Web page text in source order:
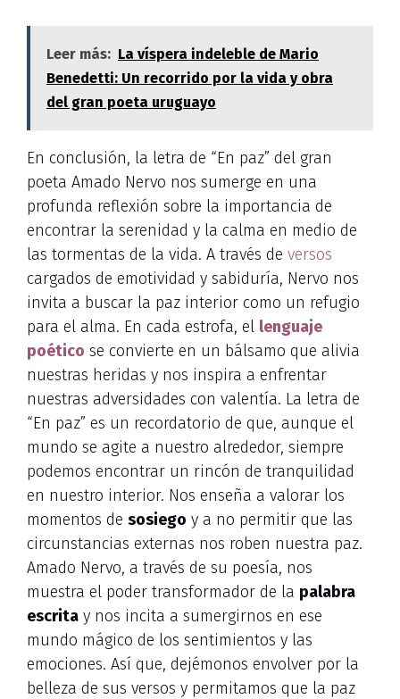
Leer más: La víspera indeleble de Mario
Benedetti: Un recorrido por la vida y obra
del gran poeta uruguayo
En conclusión, la letra de “En paz” del gran
poeta Amado Nervo nos sumerge en una
profunda reflexión sobre la importancia de
encontrar la serenidad y la calma en medio de
las tormentas de la vida. A través de versos
cargados de emotividad y sabiduría, Nervo nos
invita a buscar la paz interior como un refugio
para el alma. En cada estrofa, el lenguaje
poético se convierte en un bálsamo que alivia
nuestras heridas y nos inspira a enfrentar
nuestras adversidades con valentía. La letra de
“En paz” es un recordatorio de que, aunque el
mundo se agite a nuestro alrededor, siempre
podemos encontrar un rincón de tranquilidad
en nuestro interior. Nos enseña a valorar los
momentos de sosiego y a no permitir que las
circunstancias externas nos roben nuestra paz.
Amado Nervo, a través de su poesía, nos
muestra el poder transformador de la palabra
escrita y nos incita a sumergirnos en ese
mundo mágico de los sentimientos y las
emociones. Así que, dejémonos envolver por la
belleza de sus versos y permitamos que la paz